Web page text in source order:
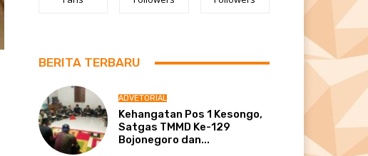
BERITA TERBARU
ADVETORIAL
Kehangatan Pos 1 Kesongo,
Satgas TMMD Ke-129
Bojonegoro dan...